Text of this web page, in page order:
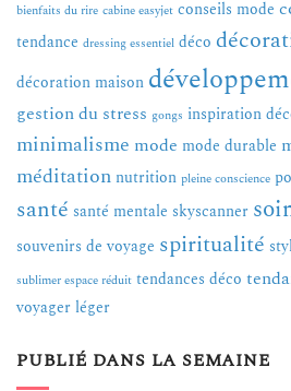
bienfaits du rire cabine easyjet conseils mode
tendance dressing essentiel déco
décoration maison
gestion du stress gongs inspiration
minimalisme mode mode durable
méditationnutrition pleine conscience
santé santé mentale skyscanner
souvenirs de voyage spiritualité
sublimer espace réduit tendances déco
voyager léger
PUBLIÉ DANS LA SEMAINE